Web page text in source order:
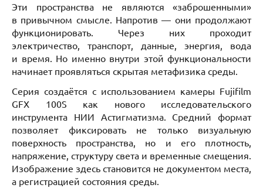
Эти пространства не являются «заброшенными»
в привычном смысле. Напротив — они продолжают
функционировать. Через них проходит
электричество, транспорт, данные, энергия, вода
и время. Но именно внутри этой функциональности
начинает проявляться скрытая метафизика среды.
Серия создаётся с использованием камеры Fujifilm
GFX 100S как нового исследовательского
инструмента НИИ Астигматизма. Средний формат
позволяет фиксировать не только визуальную
поверхность пространства, но и его плотность,
напряжение, структуру света и временные смещения.
Изображение здесь становится не документом места,
а регистрацией состояния среды.